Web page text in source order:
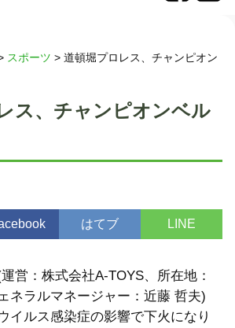
スポーツ > 道頓堀プロレス、チャンピオン
ス、チャンピオンベル
はてブ LINE
営：株式会社A-TOYS、所在地：
ネラルマネージャー：近藤 哲夫)
イルス感染症の影響で下火になり